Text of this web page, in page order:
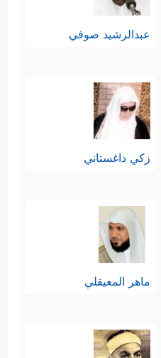
عبدالرشيد صوفي
زكي داغستاني
ماهر المعيقلي